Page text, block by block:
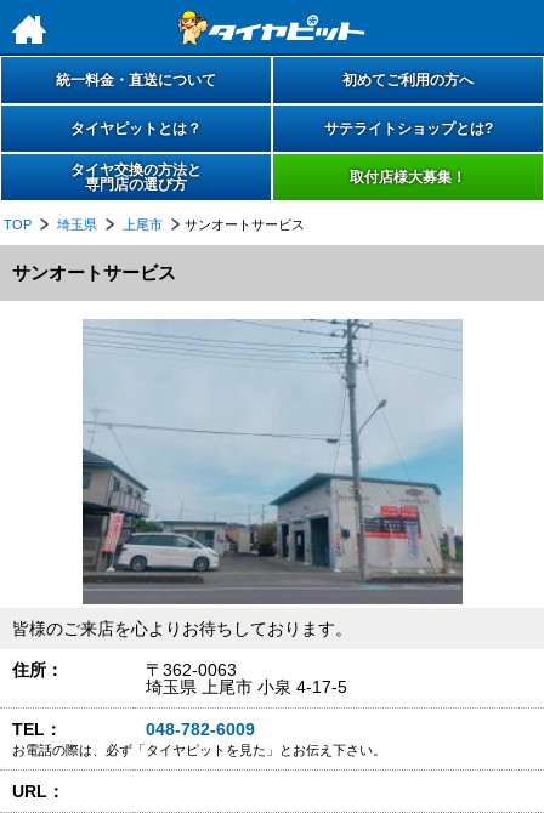
h
統一料金・直送について 初めてご利用の方へ
タイヤピットとは？ サテライトショップとは?
タイヤ交換の方法と
専門店の選び方
取付店様大募集！
TOP 埼玉県 上尾市 サンオートサービス
サンオートサービス
皆様のご来店を心よりお待ちしております。
住所：
〒362-0063
埼玉県 上尾市 小泉 4-17-5
TEL： 048-782-6009
お電話の際は、必ず「タイヤピットを見た」とお伝え下さい。
URL：